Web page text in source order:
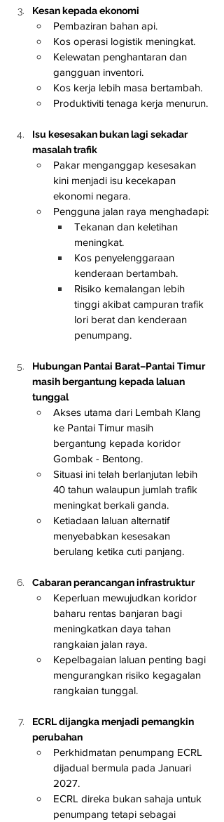
Kesan kepada ekonomi
Pembaziran bahan api.
Kos operasi logistik meningkat.
Kelewatan penghantaran dan
gangguan inventori.
Kos kerja lebih masa bertambah.
Produktiviti tenaga kerja menurun.
Isu kesesakan bukan lagi sekadar
masalah trafik
Pakar menganggap kesesakan
kini menjadi isu kecekapan
ekonomi negara.
Pengguna jalan raya menghadapi:
Tekanan dan keletihan
meningkat.
Kos penyelenggaraan
kenderaan bertambah.
Risiko kemalangan lebih
tinggi akibat campuran trafik
lori berat dan kenderaan
penumpang.
Hubungan Pantai Barat–Pantai Timur
masih bergantung kepada laluan
tunggal
Akses utama dari Lembah Klang
ke Pantai Timur masih
bergantung kepada koridor
Gombak - Bentong.
Situasi ini telah berlanjutan lebih
40 tahun walaupun jumlah trafik
meningkat berkali ganda.
Ketiadaan laluan alternatif
menyebabkan kesesakan
berulang ketika cuti panjang.
Cabaran perancangan infrastruktur
Keperluan mewujudkan koridor
baharu rentas banjaran bagi
meningkatkan daya tahan
rangkaian jalan raya.
Kepelbagaian laluan penting bagi
mengurangkan risiko kegagalan
rangkaian tunggal.
ECRL dijangka menjadi pemangkin
perubahan
Perkhidmatan penumpang ECRL
dijadual bermula pada Januari
2027.
ECRL direka bukan sahaja untuk
penumpang tetapi sebagai